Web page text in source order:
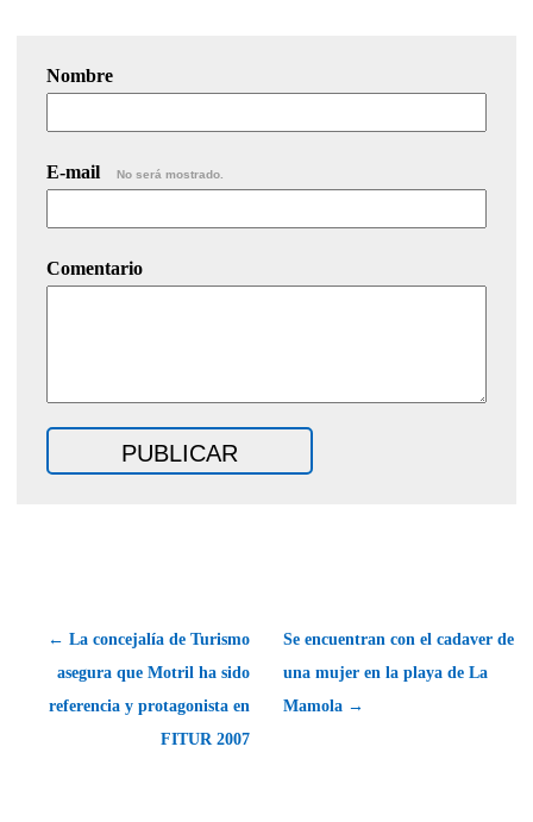
Nombre
E-mail No será mostrado.
Comentario
← La concejalía de Turismo
asegura que Motril ha sido
referencia y protagonista en
FITUR 2007
Se encuentran con el cadaver de
una mujer en la playa de La
Mamola →